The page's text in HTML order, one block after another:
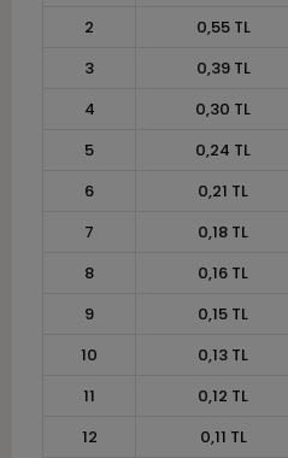
2
0,55 TL
3
0,39 TL
4
0,30 TL
5
0,24 TL
6
0,21 TL
7
0,18 TL
8
0,16 TL
9
0,15 TL
10
0,13 TL
11
0,12 TL
12
0,11 TL